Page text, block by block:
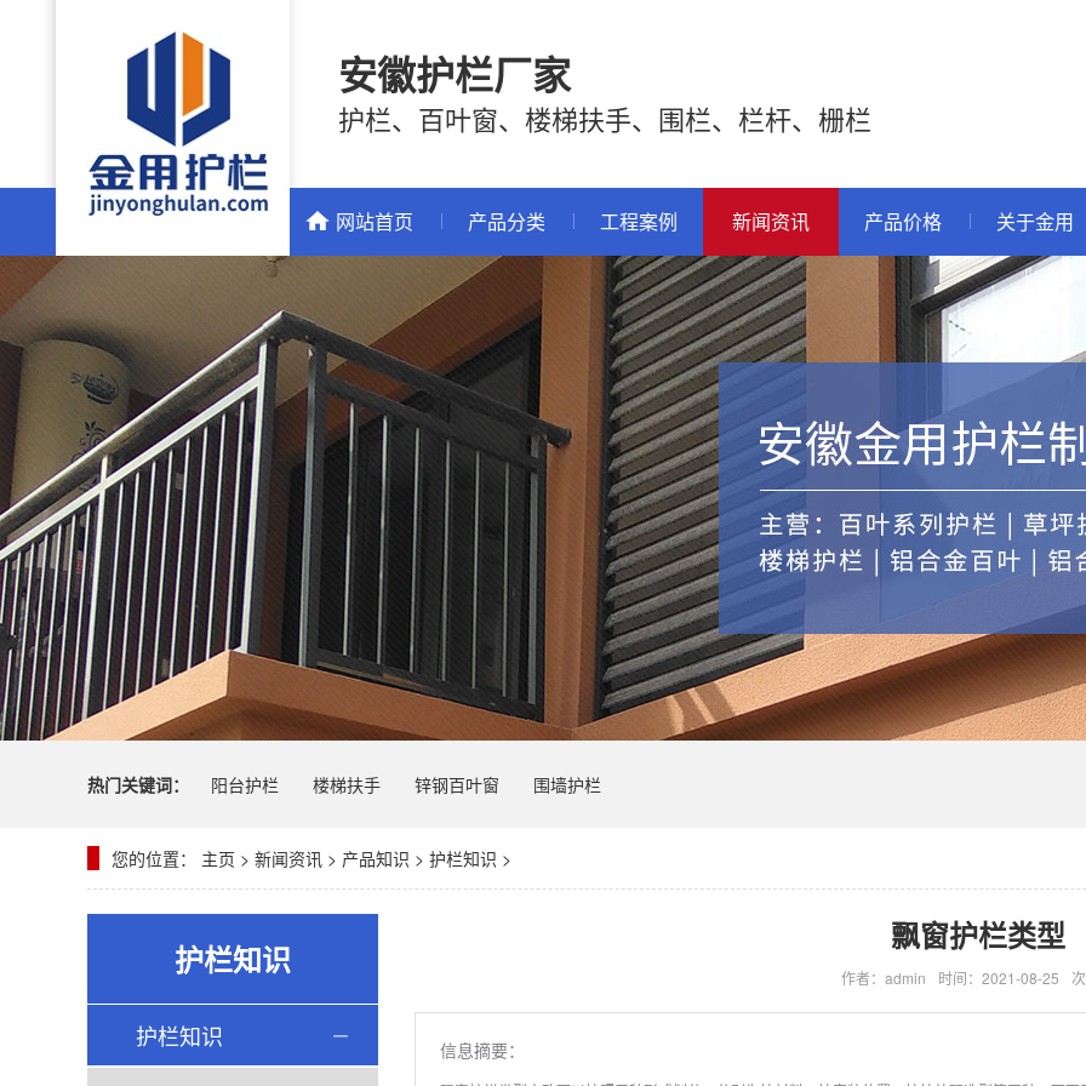
安徽护栏厂家
护栏、百叶窗、楼梯扶手、围栏、栏杆、栅栏
网站首页 产品分类 工程案例 新闻资讯 产品价格 关于金用
热门关键词： 阳台护栏 楼梯扶手 锌钢百叶窗 围墙护栏
您的位置： 主页 > 新闻资讯 > 产品知识 > 护栏知识 >
护栏知识
护栏知识
飘窗护栏类型
作者：admin 时间：2021-08-25
信息摘要：